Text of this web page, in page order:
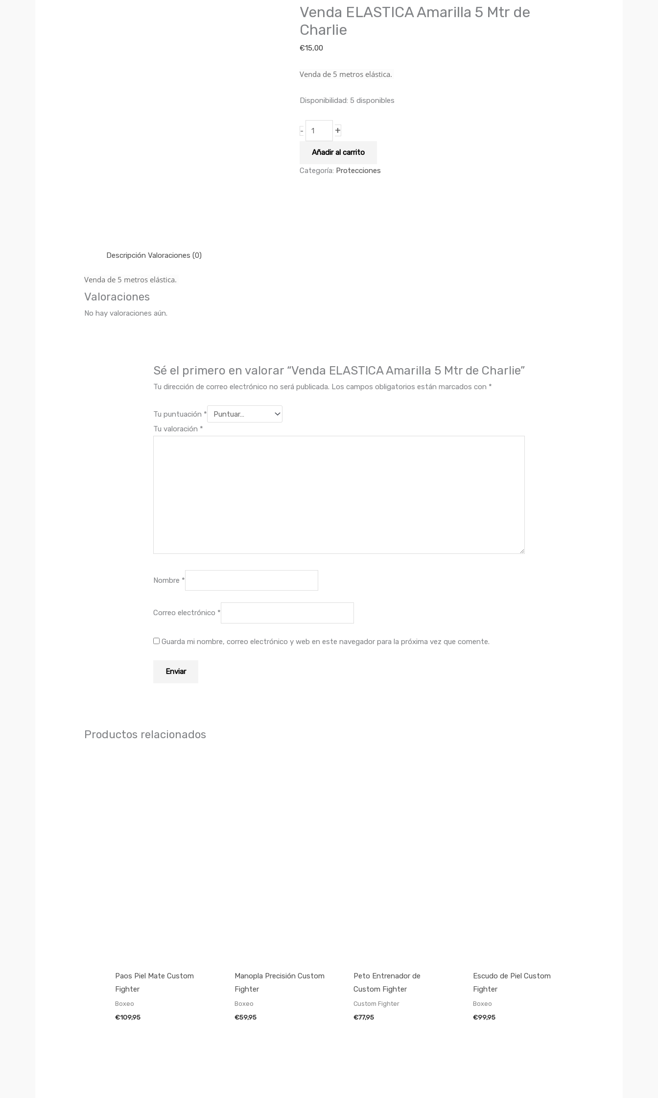
Venda ELASTICA Amarilla 5 Mtr de
Charlie
€15,00
Venda de 5 metros elástica.
Disponibilidad: 5 disponibles
-
de
Charlie
cantidad
+
Añadir al carrito
Categoría: Protecciones
Descripción Valoraciones (0)
Venda de 5 metros elástica.
Valoraciones
No hay valoraciones aún.
Sé el primero en valorar “Venda ELASTICA Amarilla 5 Mtr de Charlie”
Tu dirección de correo electrónico no será publicada. Los campos obligatorios están marcados con *
Tu puntuación *
Tu valoración *
Nombre *
Correo electrónico *
Guarda mi nombre, correo electrónico y web en este navegador para la próxima vez que comente.
Productos relacionados
Paos Piel Mate Custom
Fighter
Boxeo
€109,95
Manopla Precisión Custom
Fighter
Boxeo
€59,95
Peto Entrenador de
Custom Fighter
Custom Fighter
€77,95
Escudo de Piel Custom
Fighter
Boxeo
€99,95